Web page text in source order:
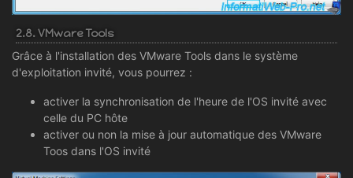
2.8. VMware Tools
Grâce à l'installation des VMware Tools dans le système
d'exploitation invité, vous pourrez :
activer la synchronisation de l'heure de l'OS invité avec
celle du PC hôte
activer ou non la mise à jour automatique des VMware
Toos dans l'OS invité